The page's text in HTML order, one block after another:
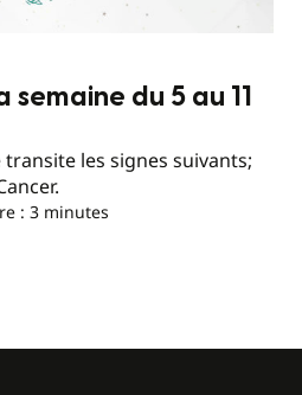
du 5 au 11
transite les signes suivants;
: 3 minutes